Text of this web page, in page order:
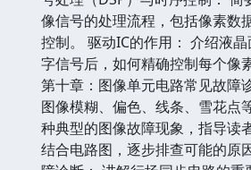
像信号的处理流程，包括像素数
控制。 驱动IC的作用： 介绍液
字信号后，如何精确控制每个像
第十章：图像单元电路常见故障
图像模糊、偏色、线条、雪花点
种典型的图像故障现象，指导读
结合电路图，逐步排查可能的原